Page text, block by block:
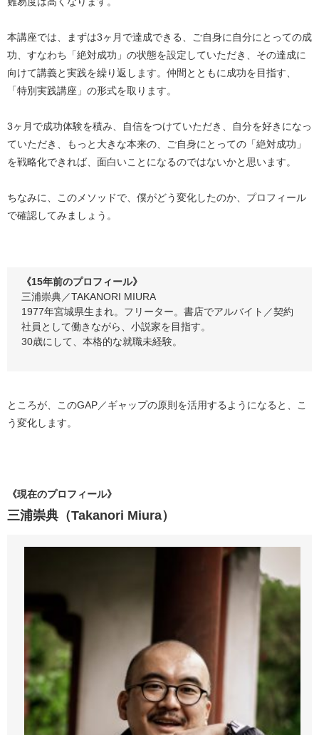
本講座では、まずは3ヶ月で達成できる、ご自身に自分にとっての成
功、すなわち「絶対成功」の状態を設定していただき、その達成に
向けて講義と実践を繰り返します。仲間とともに成功を目指す、
「特別実践講座」の形式を取ります。
3ヶ月で成功体験を積み、自信をつけていただき、自分を好きになっ
ていただき、もっと大きな本来の、ご自身にとっての「絶対成功」
を戦略化できれば、面白いことになるのではないかと思います。
ちなみに、このメソッドで、僕がどう変化したのか、プロフィール
で確認してみましょう。
《15年前のプロフィール》
三浦崇典／TAKANORI MIURA
1977年宮城県生まれ。フリーター。書店でアルバイト／契約
社員として働きながら、小説家を目指す。
30歳にして、本格的な就職未経験。
ところが、このGAP／ギャップの原則を活用するようになると、こ
う変化します。
《現在のプロフィール》
三浦崇典 （Takanori Miura）